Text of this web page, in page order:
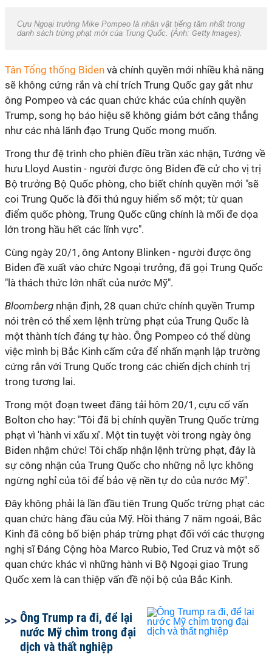
Cựu Ngoại trưởng Mike Pompeo là nhân vật tiếng tăm nhất trong
danh sách trừng phạt mới của Trung Quốc. (Ảnh: Getty Images).
Tân Tổng thống Biden và chính quyền mới nhiều khả năng
sẽ không cứng rắn và chỉ trích Trung Quốc gay gắt như
ông Pompeo và các quan chức khác của chính quyền
Trump, song họ báo hiệu sẽ không giảm bớt căng thẳng
như các nhà lãnh đạo Trung Quốc mong muốn.
Trong thư đệ trình cho phiên điều trần xác nhận, Tướng về
hưu Lloyd Austin - người được ông Biden đề cử cho vị trị
Bộ trưởng Bộ Quốc phòng, cho biết chính quyền mới "sẽ
coi Trung Quốc là đối thủ nguy hiểm số một; từ quan
điểm quốc phòng, Trung Quốc cũng chính là mối đe dọa
lớn trong hầu hết các lĩnh vực".
Cùng ngày 20/1, ông Antony Blinken - người được ông
Biden đề xuất vào chức Ngoại trưởng, đã gọi Trung Quốc
"là thách thức lớn nhất của nước Mỹ".
Bloomberg nhận định, 28 quan chức chính quyền Trump
nói trên có thể xem lệnh trừng phạt của Trung Quốc là
một thành tích đáng tự hào. Ông Pompeo có thể dùng
việc mình bị Bắc Kinh cấm cửa để nhấn mạnh lập trường
cứng rắn với Trung Quốc trong các chiến dịch chính trị
trong tương lai.
Trong một đoạn tweet đăng tải hôm 20/1, cựu cố vấn
Bolton cho hay: "Tôi đã bị chính quyền Trung Quốc trừng
phạt vì 'hành vi xấu xí'. Một tin tuyệt vời trong ngày ông
Biden nhậm chức! Tôi chấp nhận lệnh trừng phạt, đây là
sự công nhận của Trung Quốc cho những nỗ lực không
ngừng nghỉ của tôi để bảo vệ nền tự do của nước Mỹ".
Đây không phải là lần đầu tiên Trung Quốc trừng phạt các
quan chức hàng đầu của Mỹ. Hồi tháng 7 năm ngoái, Bắc
Kinh đã công bố biện pháp trừng phạt đối với các thượng
nghị sĩ Đảng Cộng hòa Marco Rubio, Ted Cruz và một số
quan chức khác vì những hành vi Bộ Ngoại giao Trung
Quốc xem là can thiệp vấn đề nội bộ của Bắc Kinh.
Ông Trump ra đi, để lại
nước Mỹ chìm trong đại
dịch và thất nghiệp